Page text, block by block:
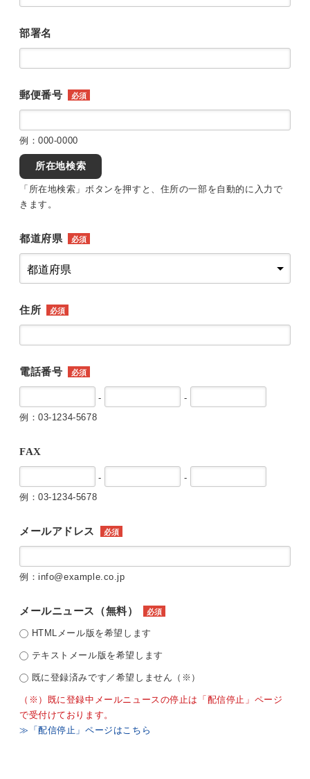
部署名
郵便番号 必須
例：000-0000
所在地検索
「所在地検索」ボタンを押すと、住所の一部を自動的に入力で
きます。
都道府県 必須
住所 必須
電話番号 必須
-
-
例：03-1234-5678
FAX
-
-
例：03-1234-5678
メールアドレス 必須
例：info@example.co.jp
メールニュース（無料） 必須
HTMLメール版を希望します
テキストメール版を希望します
既に登録済みです／希望しません（※）
（※）既に登録中メールニュースの停止は「配信停止」ページ
で受付けております。
≫「配信停止」ページはこちら